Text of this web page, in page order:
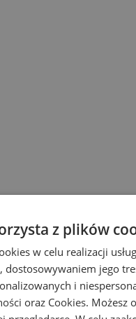
z plików
w celu realizacji
jego
i
oraz Cookies. Możesz